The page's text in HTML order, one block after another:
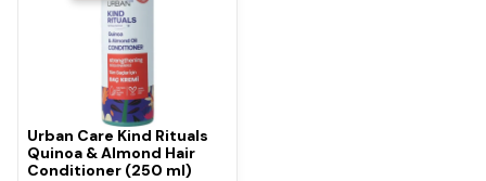
Urban Care Kind Rituals
Quinoa & Almond Hair
Conditioner (250 ml)